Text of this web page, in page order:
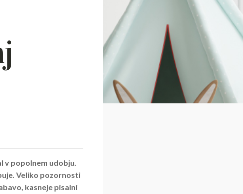
v popolnem udobju.
Veliko pozornosti
kasneje pisalni